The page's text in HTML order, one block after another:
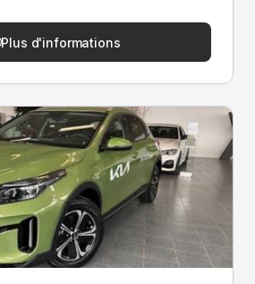
Plus d'informations